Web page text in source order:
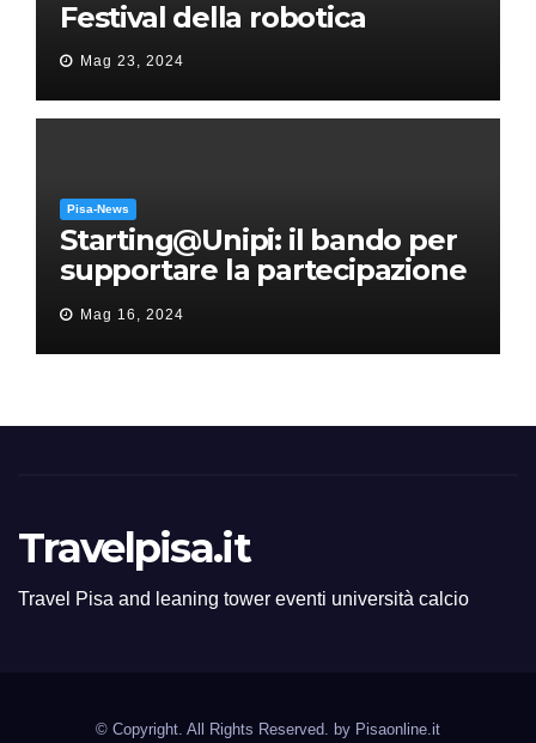
Festival della robotica
Mag 23, 2024
Pisa-News
Starting@Unipi: il bando per
supportare la partecipazione
all’ERC Starting Grant
Mag 16, 2024
Travelpisa.it
Travel Pisa and leaning tower eventi università calcio
© Copyright. All Rights Reserved. by Pisaonline.it